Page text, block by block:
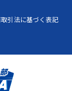
23,641円
23,907円
引法に基づく表記